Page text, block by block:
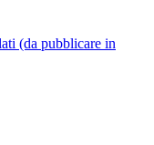
(da pubblicare in